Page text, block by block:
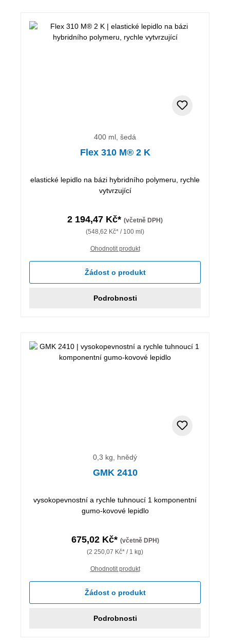
400 ml, šedá
Flex 310 M® 2 K
elastické lepidlo na bázi hybridního polymeru, rychle
vytvrzující
2 194,47 Kč* (včetně DPH)
(548,62 Kč* / 100 ml)
Ohodnotit produkt
Žádost o produkt
Podrobnosti
0,3 kg, hnědý
GMK 2410
vysokopevnostní a rychle tuhnoucí 1 komponentní
gumo-kovové lepidlo
675,02 Kč* (včetně DPH)
(2 250,07 Kč* / 1 kg)
Ohodnotit produkt
Žádost o produkt
Podrobnosti